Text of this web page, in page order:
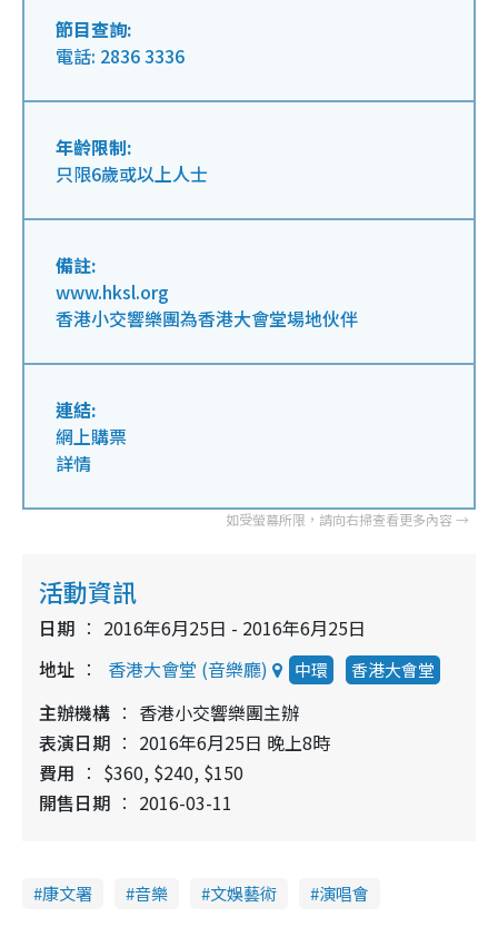
節目查詢:
電話: 2836 3336
年齡限制:
只限6歲或以上人士
備註:
www.hksl.org
香港小交響樂團為香港大會堂場地伙伴
連結:
網上購票
詳情
活動資訊
日期
2016年6月25日 - 2016年6月25日
地址
香港大會堂 (音樂廳) 中環 香港大會堂
主辦機構
香港小交響樂團主辦
表演日期
2016年6月25日 晚上8時
費用
$360, $240, $150
開售日期
2016-03-11
康文署 音樂 文娛藝術 演唱會